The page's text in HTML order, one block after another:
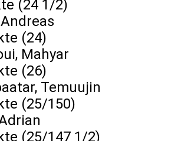
(24 1/2)
Andreas
(24)
Mahyar
(26)
Temuujin
(25/150)
Adrian
(25/147 1/2)